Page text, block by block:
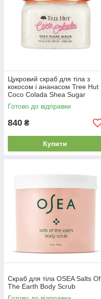
Цукровий скраб для тіла з
кокосом і ананасом Tree Hut
Coco Colada Shea Sugar
Scrub, 510 г
Готово до відправки
840 ₴
Купити
Скраб для тіла OSEA Salts Of
The Earth Body Scrub